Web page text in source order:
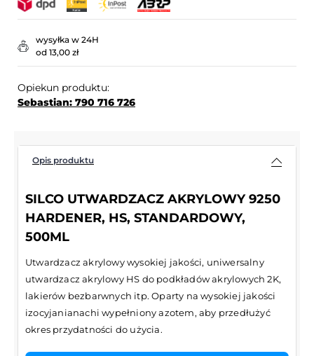
wysyłka w 24H
od 13,00 zł
Opiekun produktu:
Sebastian: 790 716 726
Opis produktu
SILCO UTWARDZACZ AKRYLOWY 9250
HARDENER, HS, STANDARDOWY,
500ML
Utwardzacz akrylowy wysokiej jakości, uniwersalny
utwardzacz akrylowy HS do podkładów akrylowych 2K,
lakierów bezbarwnych itp. Oparty na wysokiej jakości
izocyjanianachi wypełniony azotem, aby przedłużyć
okres przydatności do użycia.